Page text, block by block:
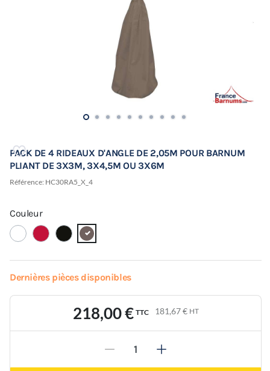
PACK DE 4 RIDEAUX D'ANGLE DE 2,05M POUR BARNUM
PLIANT DE 3X3M, 3X4,5M OU 3X6M
Référence: HC30RA5_X_4
Couleur
Dernières pièces disponibles
218,00 € TTC 181,67 € HT
- +